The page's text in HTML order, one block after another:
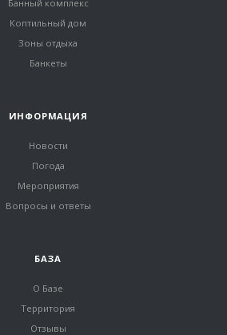
Банный комплекс
Коптильный дом
Зоны отдыха
Банкеты
ИНФОРМАЦИЯ
Новости
Погода
Мероприятия
Вопросы и ответы
БАЗА
О Базе
Территория
Отзывы